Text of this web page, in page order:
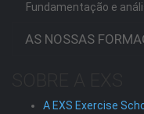
Fundamentação e
AS NOSSAS
A EXS Exercise